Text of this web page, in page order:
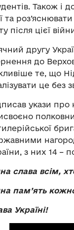
Також і
та
після цієї
другу
до
те, що
це без
укази про
з них 14 –
слава всім,
пам’ять
Україні!